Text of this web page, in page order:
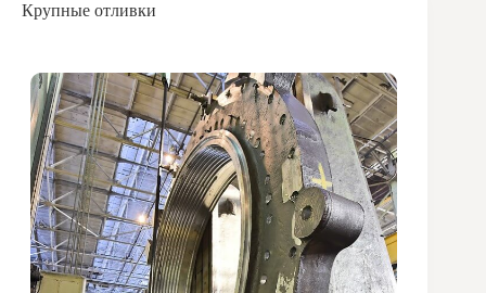
Крупные отливки